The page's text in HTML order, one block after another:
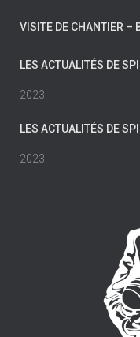
VISITE DE CHANTIER –
LES ACTUALITÉS DE
2023
LES ACTUALITÉS DE
2023